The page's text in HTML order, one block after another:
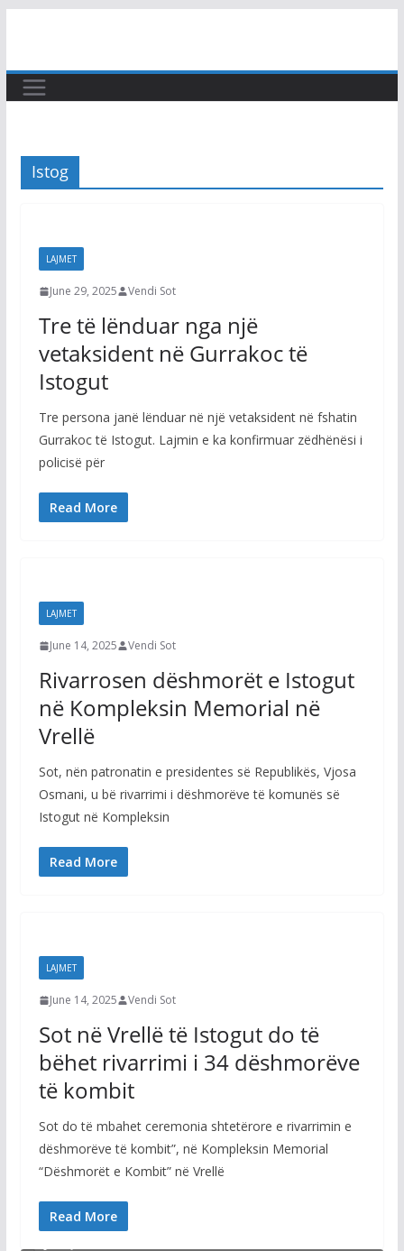
content
Istog
LAJMET
June 29, 2025 Vendi Sot
Tre të lënduar nga një
vetaksident në Gurrakoc të
Istogut
Tre persona janë lënduar në një vetaksident në fshatin
Gurrakoc të Istogut. Lajmin e ka konfirmuar zëdhënësi i
policisë për
Read More
LAJMET
June 14, 2025 Vendi Sot
Rivarrosen dëshmorët e Istogut
në Kompleksin Memorial në
Vrellë
Sot, nën patronatin e presidentes së Republikës, Vjosa
Osmani, u bë rivarrimi i dëshmorëve të komunës së
Istogut në Kompleksin
Read More
LAJMET
June 14, 2025 Vendi Sot
Sot në Vrellë të Istogut do të
bëhet rivarrimi i 34 dëshmorëve
të kombit
Sot do të mbahet ceremonia shtetërore e rivarrimin e
dëshmorëve të kombit”, në Kompleksin Memorial
“Dëshmorët e Kombit” në Vrellë
Read More
Haziri për mbylljen e derës së sallës së Kuvendit: